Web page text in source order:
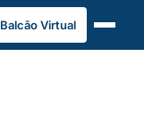
Balcão Virtual